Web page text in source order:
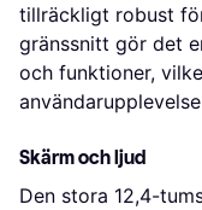
tillräckligt robust
gränssnitt gör det
och funktioner,
Skärm och ljud
Den stora 12,4-